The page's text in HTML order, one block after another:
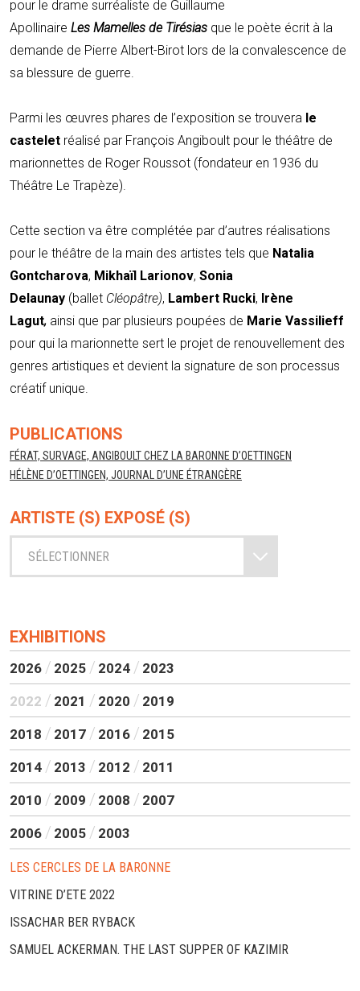
pour le drame surréaliste de Guillaume
Apollinaire Les Mamelles de Tirésias que le poète écrit à la
demande de Pierre Albert-Birot lors de la convalescence de
sa blessure de guerre.
Parmi les œuvres phares de l’exposition se trouvera le
castelet réalisé par François Angiboult pour le théâtre de
marionnettes de Roger Roussot (fondateur en 1936 du
Théâtre Le Trapèze).
Cette section va être complétée par d’autres réalisations
pour le théâtre de la main des artistes tels que Natalia
Gontcharova, Mikhaïl Larionov, Sonia
Delaunay (ballet Cléopâtre), Lambert Rucki, Irène
Lagut, ainsi que par plusieurs poupées de Marie Vassilieff
pour qui la marionnette sert le projet de renouvellement des
genres artistiques et devient la signature de son processus
créatif unique.
PUBLICATIONS
FÉRAT, SURVAGE, ANGIBOULT CHEZ LA BARONNE D’OETTINGEN
HÉLÈNE D’OETTINGEN, JOURNAL D’UNE ÉTRANGÈRE
ARTISTE (S) EXPOSÉ (S)
SÉLECTIONNER
EXHIBITIONS
2026 2025 2024 2023
2022 2021 2020 2019
2018 2017 2016 2015
2014 2013 2012 2011
2010 2009 2008 2007
2006 2005 2003
LES CERCLES DE LA BARONNE
VITRINE D’ETE 2022
ISSACHAR BER RYBACK
SAMUEL ACKERMAN. THE LAST SUPPER OF KAZIMIR